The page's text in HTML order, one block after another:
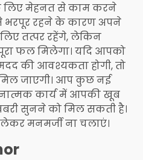
मेहनत से काम करने
भरपूर रहने के कारण अपने
तत्पर रहेंगे, लेकिन
फल मिलेगा। यदि आपको
की आवश्यकता होगी, तो
जाएगी। आप कुछ नई
कार्य में आपकी खूब
सुनने को मिल सकती है।
मनमर्जी ना चलाएं।